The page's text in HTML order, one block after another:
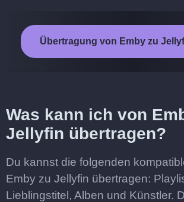
Übertragung von Emby zu
Was kann ich von
Jellyfin übertragen?
Du kannst die folgenden
Emby zu Jellyfin übertragen:
Lieblingstitel, Alben und Künstler.